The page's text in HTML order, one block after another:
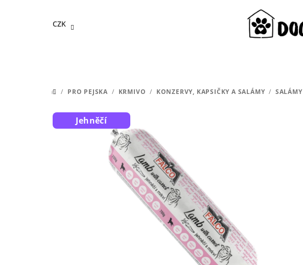
CZK
DOMŮ
/ PRO PEJSKA / KRMIVO / KONZERVY, KAPSIČKY A SALÁMY / SALÁMY
Jehněčí